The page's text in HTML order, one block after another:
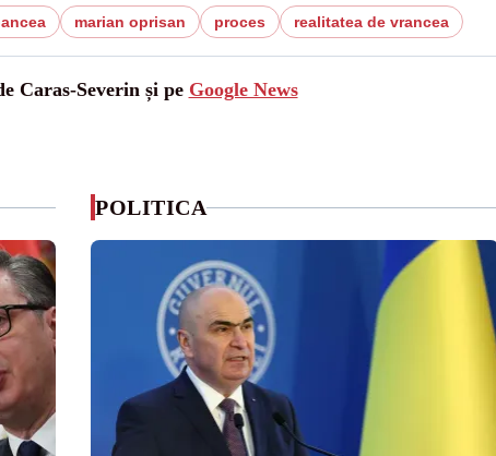
marian oprisan proces realitatea de vrancea
Caras-Severin și pe Google News
POLITICA